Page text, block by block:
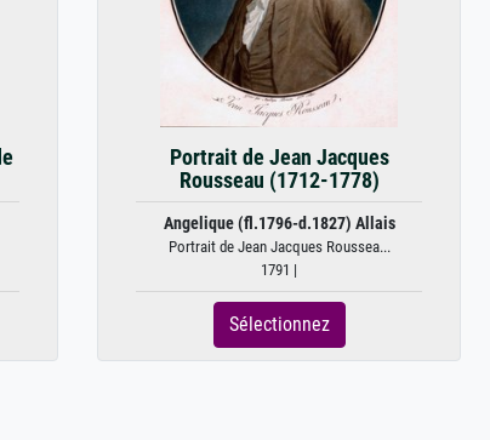
Portrait de Jean Jacques
Rousseau (1712-1778)
Angelique (fl.1796-d.1827) Allais
Portrait de Jean Jacques Roussea...
1791 |
Sélectionnez